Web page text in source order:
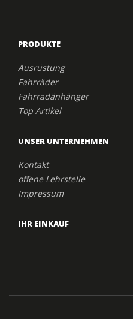
PRODUKTE
Ausrüstung
Fahrräder
Fahrradänhänger
Top Artikel
UNSER UNTERNEHMEN
Kontakt
offene Lehrstelle
Impressum
IHR EINKAUF